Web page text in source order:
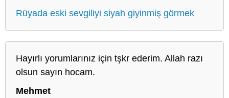
Rüyada eski sevgiliyi siyah giyinmiş görmek
Hayırlı yorumlarınız için tşkr ederim. Allah razı
olsun sayın hocam.
Mehmet